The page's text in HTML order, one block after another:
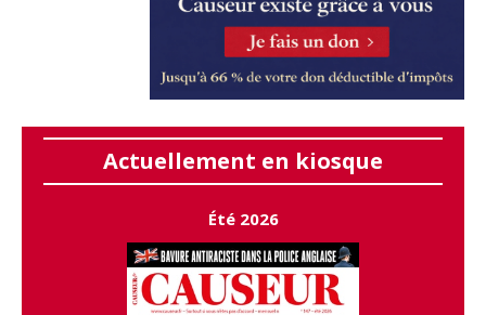
Actuellement en kiosque
Été 2026